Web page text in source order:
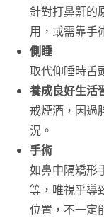
針對打鼻鼾的
用，或需靠手
側睡
取代仰睡時舌
養成良好生活
戒煙酒，因過
況。
手術
如鼻中隔矯形
等，唯視乎導
位置，不一定